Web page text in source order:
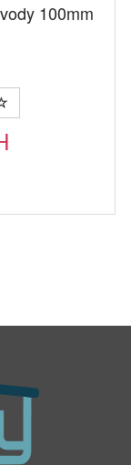
100mm